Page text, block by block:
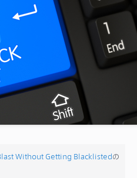
Without Getting Blacklistedの